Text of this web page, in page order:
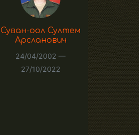
Суван-оол Султем
Арсланович
24/04/2002 —
27/10/2022